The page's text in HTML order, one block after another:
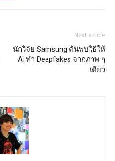
Next article
นักวิจัย Samsung ค้นพบวิธีให้
Ai ทำ Deepfakes จากภาพ ๆ
เดียว